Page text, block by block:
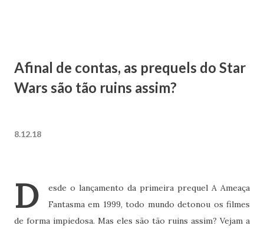
Afinal de contas, as prequels do Star
Wars são tão ruins assim?
8.12.18
D
esde o lançamento da primeira prequel A Ameaça
Fantasma em 1999, todo mundo detonou os filmes
de forma impiedosa. Mas eles são tão ruins assim? Vejam a